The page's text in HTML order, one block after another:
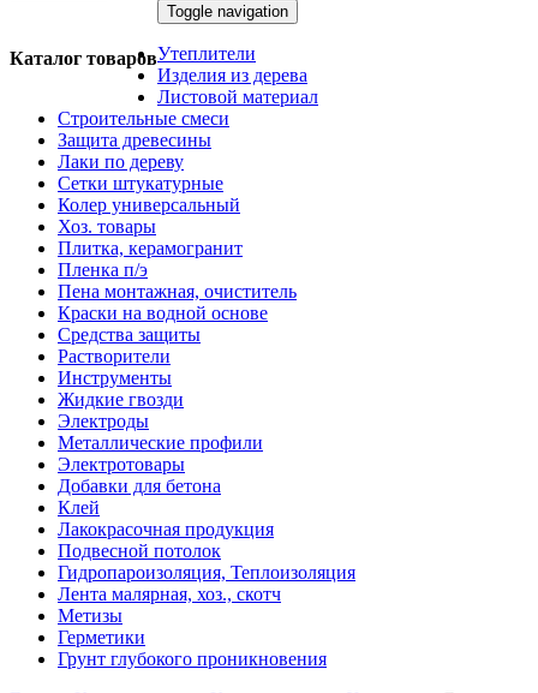
Каталог товаров
Toggle navigation
Утеплители
Изделия из дерева
Листовой материал
Строительные смеси
Защита древесины
Лаки по дереву
Сетки штукатурные
Колер универсальный
Хоз. товары
Плитка, керамогранит
Пленка п/э
Пена монтажная, очиститель
Краски на водной основе
Средства защиты
Растворители
Инструменты
Жидкие гвозди
Электроды
Металлические профили
Электротовары
Добавки для бетона
Клей
Лакокрасочная продукция
Подвесной потолок
Гидропароизоляция, Теплоизоляция
Лента малярная, хоз., скотч
Метизы
Герметики
Грунт глубокого проникновения